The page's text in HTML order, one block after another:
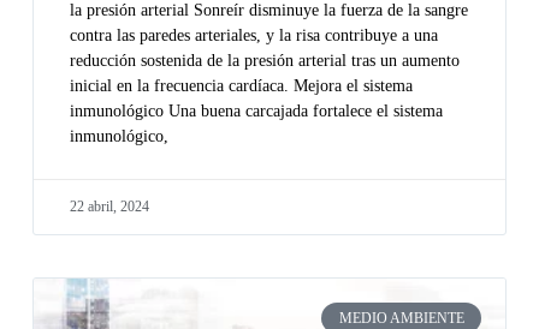
la presión arterial Sonreír disminuye la fuerza de la sangre
contra las paredes arteriales, y la risa contribuye a una
reducción sostenida de la presión arterial tras un aumento
inicial en la frecuencia cardíaca. Mejora el sistema
inmunológico Una buena carcajada fortalece el sistema
inmunológico,
22 abril, 2024
MEDIO AMBIENTE